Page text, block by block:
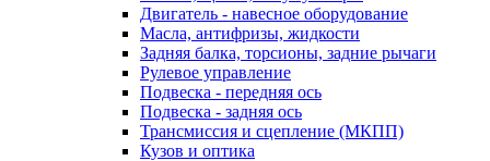
Двигатель - навесное оборудование
Масла, антифризы, жидкости
Задняя балка, торсионы, задние рычаги
Рулевое управление
Подвеска - передняя ось
Подвеска - задняя ось
Трансмиссия и сцепление (МКПП)
Кузов и оптика